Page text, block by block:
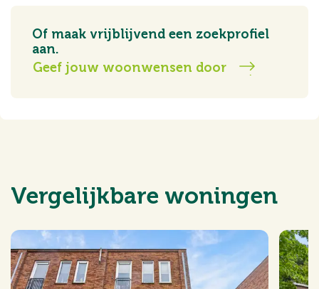
Of maak vrijblijvend een zoekprofiel
aan.
Geef jouw woonwensen door
Vergelijkbare woningen